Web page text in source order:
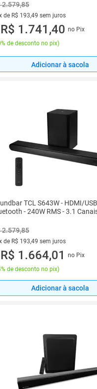
2.579,85
de R$ 193,49 sem juros
vez de R$ 193,49 sem juros
R$ 1.741,40 no Pix
de desconto no pix)
Adicionar à sacola
TCL S643W - HDMI/
- 240W RMS - 3.1
2.579,85
de R$ 193,49 sem juros
vez de R$ 193,49 sem juros
R$ 1.664,01
no Pix
de desconto no pix)
Adicionar à sacola